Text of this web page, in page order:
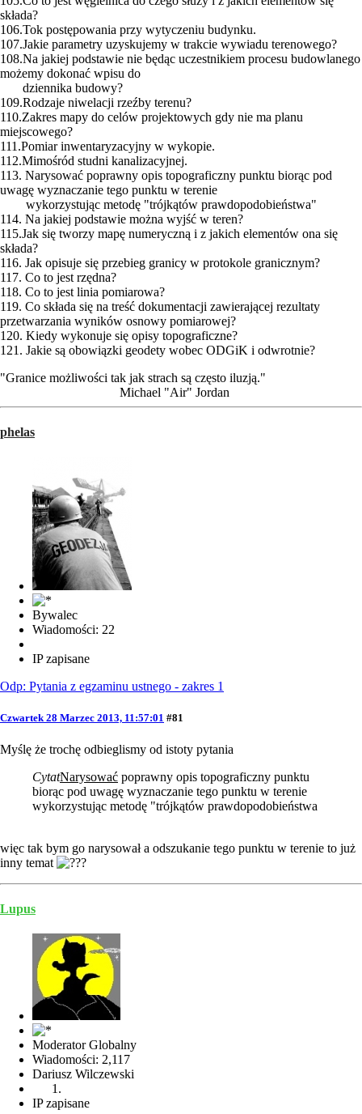
składa?
106.Tok postępowania przy wytyczeniu budynku.
107.Jakie parametry uzyskujemy w trakcie wywiadu terenowego?
108.Na jakiej podstawie nie będąc uczestnikiem procesu budowlanego
możemy dokonać wpisu do
dziennika budowy?
109.Rodzaje niwelacji rzeźby terenu?
110.Zakres mapy do celów projektowych gdy nie ma planu
miejscowego?
111.Pomiar inwentaryzacyjny w wykopie.
112.Mimośród studni kanalizacyjnej.
113. Narysować poprawny opis topograficzny punktu biorąc pod
uwagę wyznaczanie tego punktu w terenie
wykorzystując metodę "trójkątów prawdopodobieństwa"
114. Na jakiej podstawie można wyjść w teren?
115.Jak się tworzy mapę numeryczną i z jakich elementów ona się
składa?
116. Jak opisuje się przebieg granicy w protokole granicznym?
117. Co to jest rzędna?
118. Co to jest linia pomiarowa?
119. Co składa się na treść dokumentacji zawierającej rezultaty
przetwarzania wyników osnowy pomiarowej?
120. Kiedy wykonuje się opisy topograficzne?
121. Jakie są obowiązki geodety wobec ODGiK i odwrotnie?
"Granice możliwości tak jak strach są często iluzją."
Michael "Air" Jordan
phelas
Bywalec
Wiadomości: 22
IP zapisane
Odp: Pytania z egzaminu ustnego - zakres 1
Czwartek 28 Marzec 2013, 11:57:01 #81
Myślę że trochę odbieglismy od istoty pytania
CytatNarysować poprawny opis topograficzny punktu
biorąc pod uwagę wyznaczanie tego punktu w terenie
wykorzystując metodę "trójkątów prawdopodobieństwa
więc tak bym go narysował a odszukanie tego punktu w terenie to już
inny temat
Lupus
Moderator Globalny
Wiadomości: 2,117
Dariusz Wilczewski
IP zapisane